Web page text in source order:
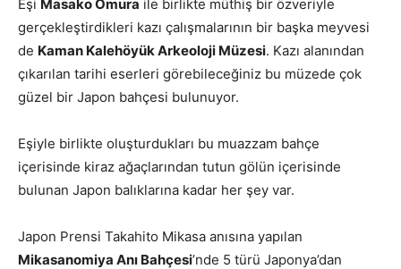
Eşi Masako Omura ile birlikte müthiş bir özveriyle
gerçekleştirdikleri kazı çalışmalarının bir başka meyvesi
de Kaman Kalehöyük Arkeoloji Müzesi. Kazı alanından
çıkarılan tarihi eserleri görebileceğiniz bu müzede çok
güzel bir Japon bahçesi bulunuyor.
Eşiyle birlikte oluşturdukları bu muazzam bahçe
içerisinde kiraz ağaçlarından tutun gölün içerisinde
bulunan Japon balıklarına kadar her şey var.
Japon Prensi Takahito Mikasa anısına yapılan
Mikasanomiya Anı Bahçesi’nde 5 türü Japonya’dan